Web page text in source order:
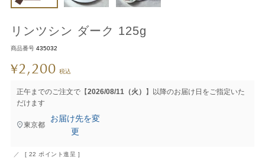
リンツシン ダーク 125g
商品番号 435032
¥2,200 税込
正午までのご注文で【2026/08/11（火）
】以降のお届け日をご指定いた
だけます
東京都
お届け先を変
更
[ 22 ポイント進呈 ]